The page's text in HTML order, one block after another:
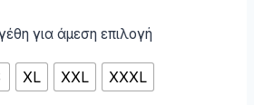
για άμεση επιλογή
XL XXL XXXL